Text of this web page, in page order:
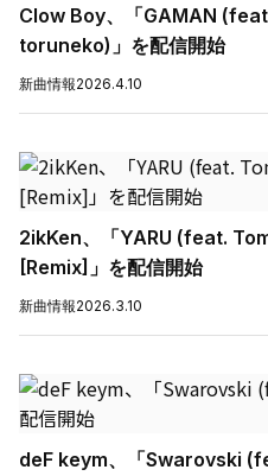
Clow Boy、「GAMAN
toruneko)」を配信開始
新曲情報2026.4.10
2ikKen、「YARU (feat.
[Remix]」を配信開始
新曲情報2026.3.10
deF keym、「Swarovski